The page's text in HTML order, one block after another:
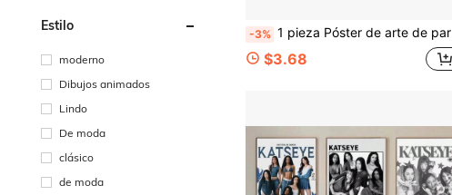
Estilo
moderno
Dibujos animados
Lindo
De moda
clásico
de moda
-3% 1 pieza Póster de arte de pared impermeable con diseño de juego de píxeles clásico M-MC – Adecuado para decoración del hogar, bar y dormitorio; perfecto para el estilo de la sala de estar, la estética del dormitorio y regalos de inauguración de la casa (sin marco)
$3.68